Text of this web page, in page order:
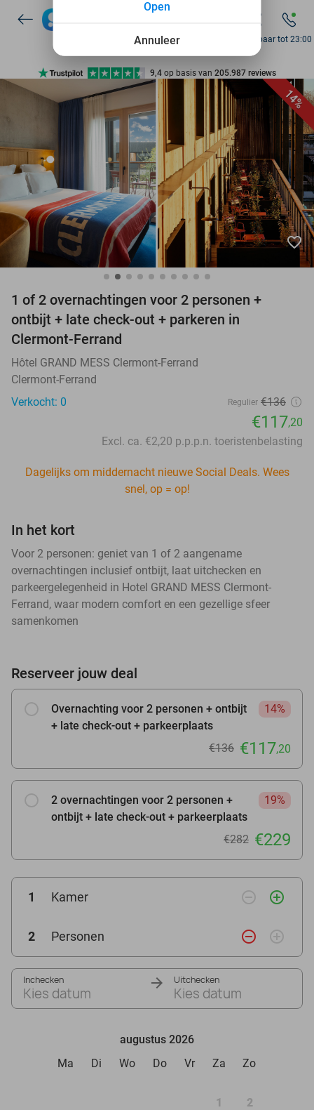
7 dagen per week beschikbaar
10+ miljoen leden
Ontdek 15.000+ deals
7 dagen per week beschikbaar
10+ miljoen leden
Bereikbaar tot 23:00
14%
favorite_border
1 of 2 overnachtingen voor 2 personen +
ontbijt + late check-out + parkeren in
Clermont-Ferrand
Hôtel GRAND MESS Clermont-Ferrand
Clermont-Ferrand
Verkocht: 0
Regulier €136
€117,20
Excl. ca. €2,20 p.p.p.n. toeristenbelasting
Dagelijks om middernacht nieuwe Social Deals. Wees
snel, op = op!
In het kort
Voor 2 personen: geniet van 1 of 2 aangename
overnachtingen inclusief ontbijt, laat uitchecken en
parkeergelegenheid in Hotel GRAND MESS Clermont-
Ferrand, waar modern comfort en een gezellige sfeer
samenkomen
Reserveer jouw deal
Overnachting voor 2 personen + ontbijt
+ late check-out + parkeerplaats
14%
€136 €117,20
2 overnachtingen voor 2 personen +
ontbijt + late check-out + parkeerplaats
19%
€282 €229
1 Kamer remove_circle_outline add_circle_outline
2 Personen remove_circle_outline add_circle_outline
Inchecken
Kies datum
Uitchecken
Kies datum
augustus 2026
Ma
Di Wo Do Vr Za Zo
1 2
Annuleer
Open